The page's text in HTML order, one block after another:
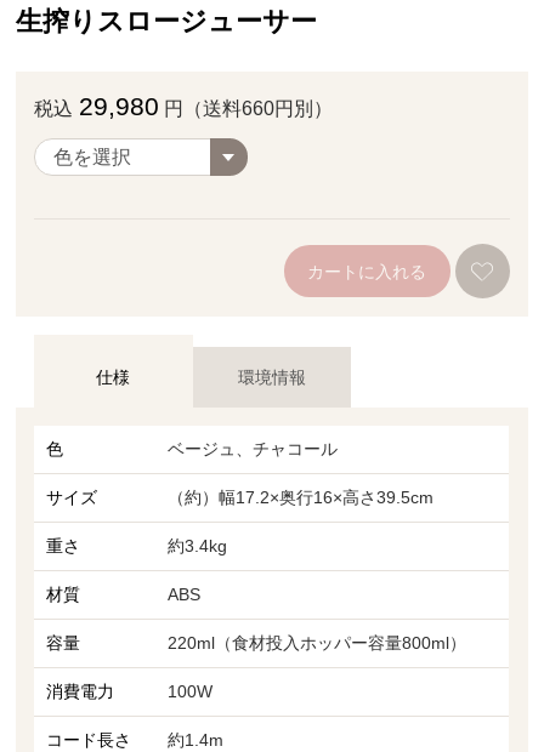
生搾りスロージューサー
税込 29,980 円（送料660円別）
カートに入れる
仕様 環境情報
色 ベージュ、チャコール
サイズ （約）幅17.2×奥行16×高さ39.5cm
重さ 約3.4kg
材質 ABS
容量 220ml（食材投入ホッパー容量800ml）
消費電力 100W
コード長さ 約1.4m